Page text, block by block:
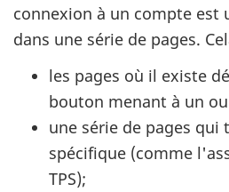
connexion à un compte est
dans une série de pages.
les pages où il existe
bouton menant à un
une série de pages
spécifique (comme
TPS);